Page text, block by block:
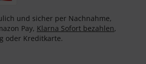
und sicher per Nachnahme,
Pay, Klarna Sofort bezahlen,
oder Kreditkarte.